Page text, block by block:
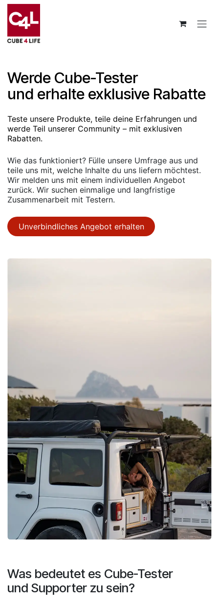
Zum Inhalt springen
Werde Cube-Tester
und erhalte exklusive Rabatte
Teste unsere Produkte, teile deine Erfahrungen und
werde Teil unserer Community – mit exklusiven
Rabatten.
Wie das funktioniert? Fülle unsere Umfrage aus und
teile uns mit, welche Inhalte du uns liefern möchtest.
Wir melden uns mit einem individuellen Angebot
zurück. Wir suchen einmalige und langfristige
Zusammenarbeit mit Testern.
Unverbindliches Angebot erhalten
Was bedeutet es Cube-Tester
und Supporter zu sein?